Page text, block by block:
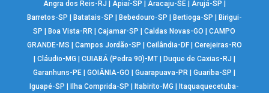
Angra dos Reis-RJ Apiaí-SP Aracaju-SE| Arujá-SP
Barretos-SP
Batatais-SP Bebedouro-SP Bertioga-SP
Birigui-
SP
Boa Vista-RR |Cajamar-SP |Caldas Novas-GO |CAMPO
GRANDE-MS
Campos Jordão-SP Ceilândia-DF| Cerejeiras-RO
Cláudio-MG CUIABÁ (Pedra 90)-MT| Duque de Caxias-RJ
Garanhuns-PE |GOIÂNIA-GO |Guarapuava-PR |Guariba-SP
Iguapé-SP
Ilha Comprida-SP Itabirito-MG
Itaquaquecetuba-